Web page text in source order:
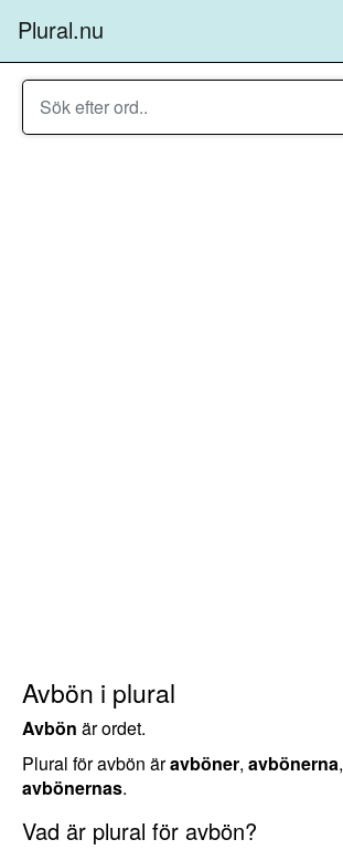
Plural.nu
Avbön i plural
Avbön är ordet.
Plural för avbön äravböner, avbönerna,
avbönernas.
Vad är plural för avbön?